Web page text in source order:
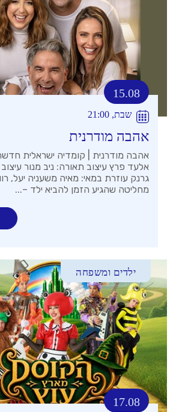
15.08
שבת, 21:00
אהבה מודרנית
אהבה מודרנית | קומדיה ישראלית
אלעד פרץ עיצוב תאורה: ניב מנור
גרנק עוזרת במאי: מאיה משעניה יעל,
מחליטה שהגיע הזמן להביא ילד –...
ילדים ומשפחה
17.08